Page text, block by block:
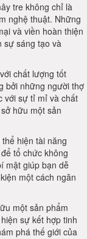
tre không chỉ là
nghệ thuật. Những
và viền hoàn thiện
sự sáng tạo và
chất lượng tốt
bởi những người thợ
với sự tỉ mỉ và chất
hữu một sản
hiện tài năng
tổ chức không
mật giúp bạn dễ
một cách ngăn
một sản phẩm
sự kết hợp tinh
phá thế giới của